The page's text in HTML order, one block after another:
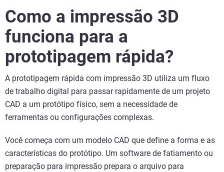
Como a impressão 3D
funciona para a
prototipagem rápida?
A prototipagem rápida com impressão 3D utiliza um fluxo
de trabalho digital para passar rapidamente de um projeto
CAD a um protótipo físico, sem a necessidade de
ferramentas ou configurações complexas.
Você começa com um modelo CAD que define a forma e as
características do protótipo. Um software de fatiamento ou
preparação para impressão prepara o arquivo para